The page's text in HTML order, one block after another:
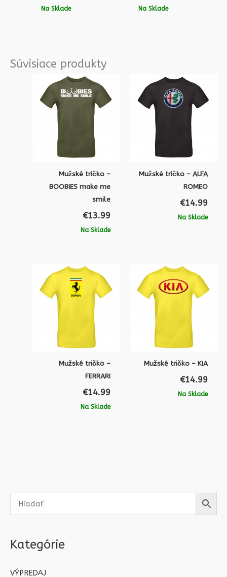
Kategórie
VÝPREDAJ
Na Sklade Na Sklade
Súvisiace produkty
Mužské tričko –
BOOBIES make me
smile
€13.99
Na Sklade
Mužské tričko – ALFA
ROMEO
€14.99
Na Sklade
Mužské tričko –
FERRARI
€14.99
Na Sklade
Mužské tričko – KIA
€14.99
Na Sklade